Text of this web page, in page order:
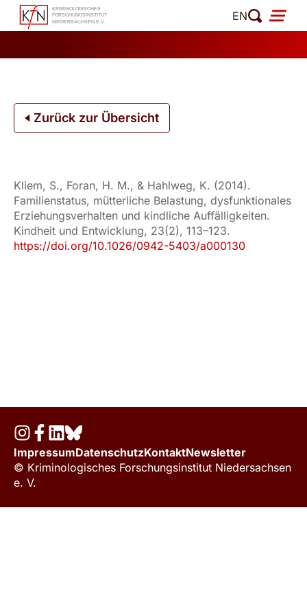
Zum
Inhalt
EN
Zurück zur Übersicht
Kliem, S., Foran, H. M., & Hahlweg, K. (2014).
Familienstatus, mütterliche Belastung, dysfunktionales
Erziehungsverhalten und kindliche Auffälligkeiten.
Kindheit und Entwicklung, 23(2), 113–123.
https://doi.org/10.1026/0942-5403/a000130
ImpressumDatenschutzKontaktNewsletter
© Kriminologisches Forschungsinstitut Niedersachsen
e. V.